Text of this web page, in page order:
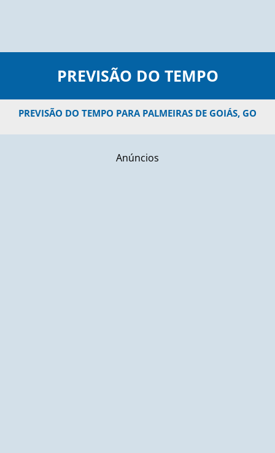
PREVISÃO DO TEMPO
PREVISÃO DO TEMPO PARA PALMEIRAS DE GOIÁS, GO
Anúncios